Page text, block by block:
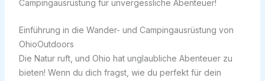
Campingausrüstung für unvergessliche Abenteuer!
Einführung in die Wander- und Campingausrüstung von
OhioOutdoors
Die Natur ruft, und Ohio hat unglaubliche Abenteuer zu
bieten! Wenn du dich fragst, wie du perfekt für dein